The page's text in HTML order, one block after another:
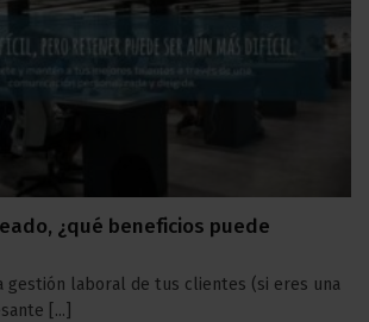
¿qué beneficios puede
gestión laboral de tus clientes (si eres una
[...]